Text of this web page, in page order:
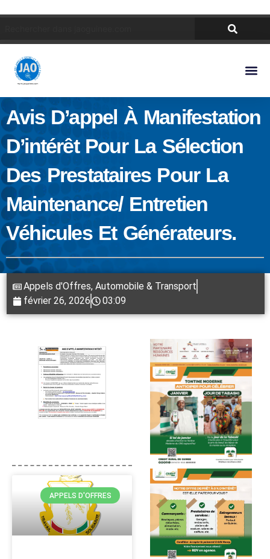
Avis D’appel À Manifestation
D’intérêt Pour La Sélection
Des Prestataires Pour La
Maintenance/ Entretien
Véhicules Et Générateurs.
Appels d'Offres, Automobile & Transport
février 26, 2026
03:09
APPELS D'OFFRES